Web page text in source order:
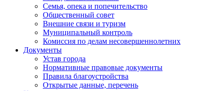
Семья, опека и попечительство
Общественный совет
Внешние связи и туризм
Муниципальный контроль
Комиссия по делам несовершеннолетних
Документы
Устав города
Нормативные правовые документы
Правила благоустройства
Открытые данные, перечень